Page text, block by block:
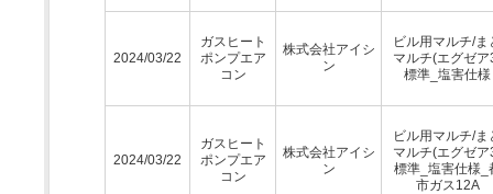
2024/03/22
ガスヒート
ポンプエア
コン
株式会社アイシ
ン
ビル用マルチ/ま
マルチ(エグゼア
標準_塩害仕様
2024/03/22
ガスヒート
ポンプエア
コン
株式会社アイシ
ン
ビル用マルチ/ま
マルチ(エグゼア
標準_塩害仕様_
市ガス12A